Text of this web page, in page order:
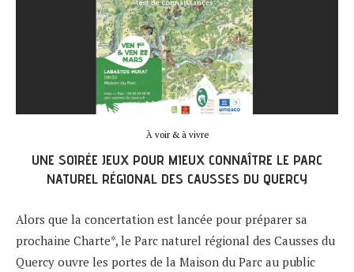
À voir & à vivre
UNE SOIRÉE JEUX POUR MIEUX CONNAÎTRE LE PARC
NATUREL RÉGIONAL DES CAUSSES DU QUERCY
Alors que la concertation est lancée pour préparer sa
prochaine Charte*, le Parc naturel régional des Causses du
Quercy ouvre les portes de la Maison du Parc au public